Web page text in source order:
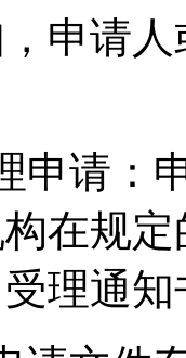
申请
申请：
在规
理通